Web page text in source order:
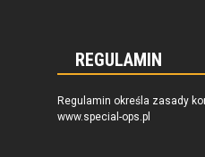
REGULAMIN
Regulamin określa zasady
www.special-ops.pl